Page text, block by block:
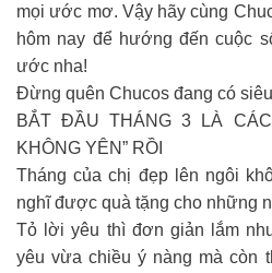
mọi ước mơ. Vậy hãy cùng
hôm nay để hướng đến cuộc
ước nha!
Đừng quên Chucos đang có
BẮT ĐẦU THÁNG 3 LÀ
KHÔNG YÊN” RỒI
Tháng của chị đẹp lên ngôi
nghĩ được quà tặng cho những
Tỏ lời yêu thì đơn giản lắm
yêu vừa chiều ý nàng mà còn